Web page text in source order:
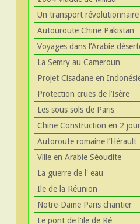
Un transport révolutionnaire
Autouroute Chine Pakistan
Voyages dans l’Arabie
La Semry au Cameroun
Projet Cisadane en
Protection crues de l’Isère
Les sous sols de Paris
Chine Construction en 2
Autoroute romaine l’Hérault
Ville en Arabie Séoudite
La guerre de l' eau
Ile de la Réunion
Notre-Dame Paris chantier
Le pont de l'ile de Ré